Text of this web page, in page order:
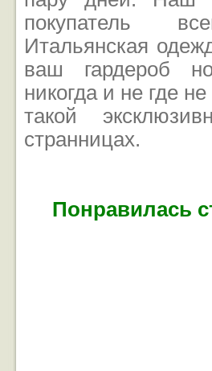
покупатель
Итальянская
ваш гардероб
никогда и не где
такой
странницах.
Понравилась